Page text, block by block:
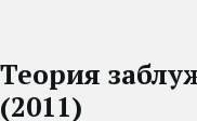
Теория
(2011)